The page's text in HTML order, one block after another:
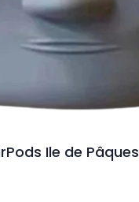
Ile de Pâques